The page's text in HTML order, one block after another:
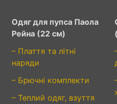
Одяг для пупса Паола
Рейна (22 см)
– Плаття та літні
наряди
– Брючні комплекти
– Теплий одяг, взуття